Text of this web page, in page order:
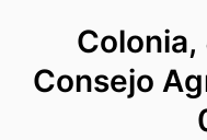
تحليل استثمارات Colonia,
Consejo